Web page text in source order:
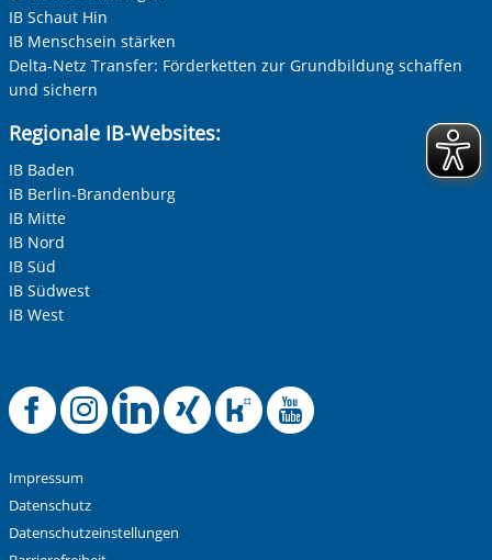
IB Schaut Hin
IB Menschsein stärken
Delta-Netz Transfer: Förderketten zur Grundbildung schaffen
und sichern
Regionale IB-Websites:
IB Baden
IB Berlin-Brandenburg
IB Mitte
IB Nord
IB Süd
IB Südwest
IB West
Offizielle
Offizielle
Offizielle
Offizielle
Offizielle
Impressum
Datenschutz
Datenschutzeinstellungen